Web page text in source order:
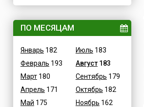
ПО МЕСЯЦАМ
Январь 182
Февраль 193
Март180
Апрель 171
Май 175
Июль 183
Август183
Сентябрь 179
Октябрь 182
Ноябрь 162